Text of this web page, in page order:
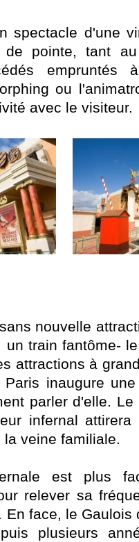
spectacle d'une
pointe, tant
empruntés
ou
avec le visiteur.
nouvelle
un train fantôme-
attractions à
Paris inaugure
parler d'elle.
infernal
veine familiale.
est plus
relever sa
face, le
plusieurs